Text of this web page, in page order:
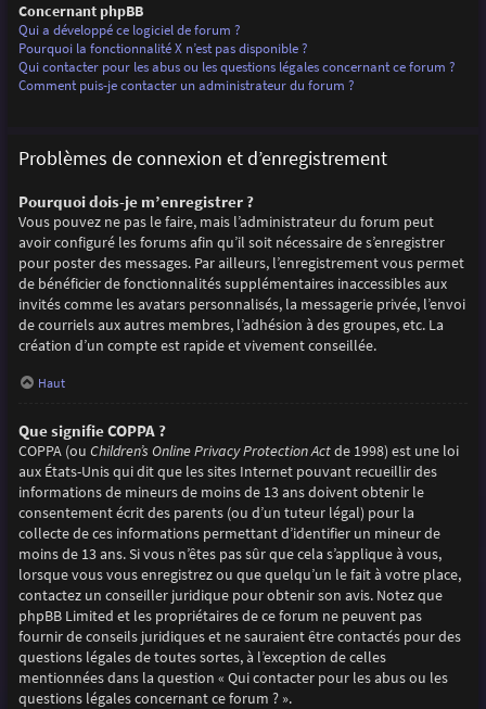
Concernant phpBB
Qui a développé ce logiciel de forum ?
Pourquoi la fonctionnalité X n’est pas disponible ?
Qui contacter pour les abus ou les questions légales concernant ce forum ?
Comment puis-je contacter un administrateur du forum ?
Problèmes de connexion et d’enregistrement
Pourquoi dois-je m’enregistrer ?
Vous pouvez ne pas le faire, mais l’administrateur du forum peut
avoir configuré les forums afin qu’il soit nécessaire de s’enregistrer
pour poster des messages. Par ailleurs, l’enregistrement vous permet
de bénéficier de fonctionnalités supplémentaires inaccessibles aux
invités comme les avatars personnalisés, la messagerie privée, l’envoi
de courriels aux autres membres, l’adhésion à des groupes, etc. La
création d’un compte est rapide et vivement conseillée.
Haut
Que signifie COPPA ?
COPPA (ou Children’s Online Privacy Protection Actde 1998) est une loi
aux États-Unis qui dit que les sites Internet pouvant recueillir des
informations de mineurs de moins de 13 ans doivent obtenir le
consentement écrit des parents (ou d’un tuteur légal) pour la
collecte de ces informations permettant d’identifier un mineur de
moins de 13 ans. Si vous n’êtes pas sûr que cela s’applique à vous,
lorsque vous vous enregistrez ou que quelqu’un le fait à votre place,
contactez un conseiller juridique pour obtenir son avis. Notez que
phpBB Limited et les propriétaires de ce forum ne peuvent pas
fournir de conseils juridiques et ne sauraient être contactés pour des
questions légales de toutes sortes, à l’exception de celles
mentionnées dans la question « Qui contacter pour les abus ou les
questions légales concernant ce forum ? ».